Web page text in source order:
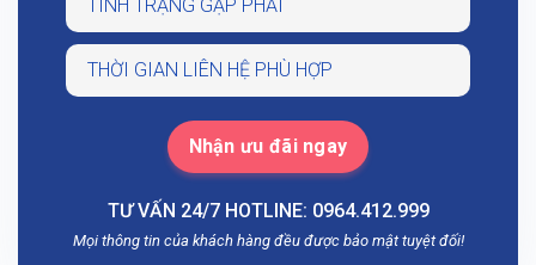
TƯ VẤN 24/7 HOTLINE: 0964.412.999
Mọi thông tin của khách hàng đều được bảo mật tuyệt đối!